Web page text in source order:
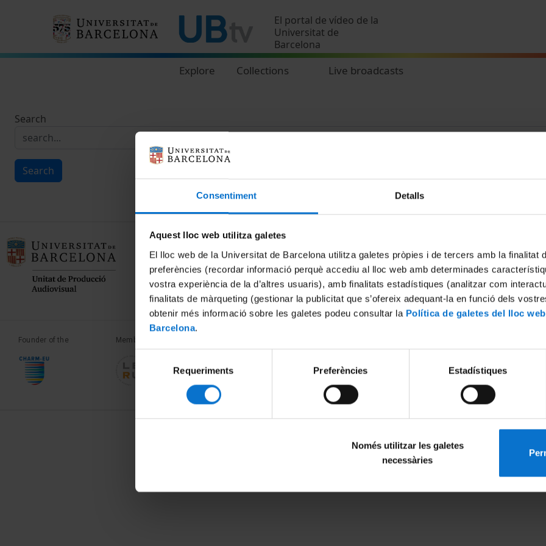
Consentiment Detalls
Aquest lloc web utilitza galetes
El lloc web de la Universitat de Barcelona utilitza galetes pròpies i de tercers amb la finalitat
preferències (recordar informació perquè accediu al lloc web amb determinades
vostra experiència de la d’altres usuaris), amb finalitats estadístiques (analitzar com
finalitats de màrqueting (gestionar la publicitat que s’ofereix adequant-la en funció dels
obtenir més informació sobre les galetes podeu consultar la Política de galetes del lloc
Barcelona.
consentiment
Requeriments Preferències Estadístiques
Només utilitzar les galetes
necessàries
El portal de vídeo de la
Universitat de
Barcelona
Explore Collections Live broadcasts
Search
Search
Cookies
Terms and
Founder of the Member of the